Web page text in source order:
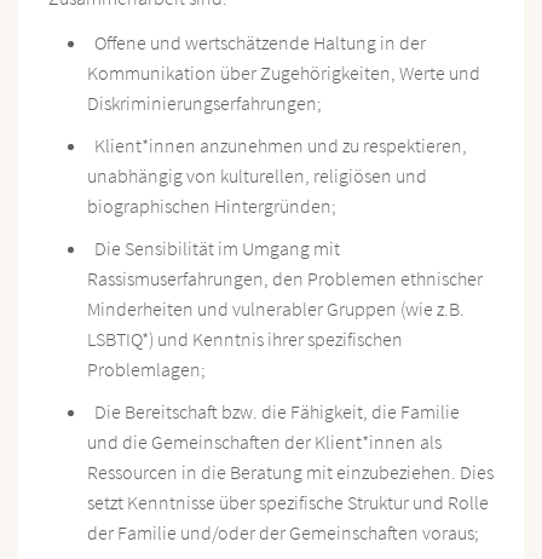
Offene und wertschätzende Haltung in der
Kommunikation über Zugehörigkeiten, Werte und
Diskriminierungserfahrungen;
Klient*innen anzunehmen und zu respektieren,
unabhängig von kulturellen, religiösen und
biographischen Hintergründen;
Die Sensibilität im Umgang mit
Rassismuserfahrungen, den Problemen ethnischer
Minderheiten und vulnerabler Gruppen (wie z.B.
LSBTIQ*) und Kenntnis ihrer spezifischen
Problemlagen;
Die Bereitschaft bzw. die Fähigkeit, die Familie
und die Gemeinschaften der Klient*innen als
Ressourcen in die Beratung mit einzubeziehen. Dies
setzt Kenntnisse über spezifische Struktur und Rolle
der Familie und/oder der Gemeinschaften voraus;